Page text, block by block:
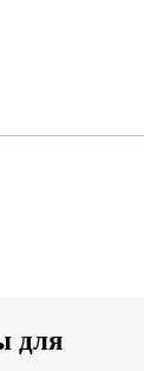
для